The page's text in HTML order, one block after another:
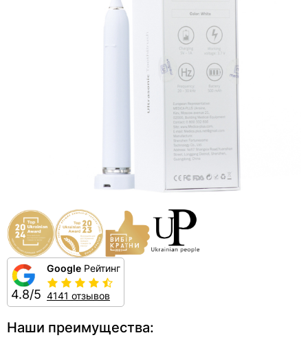
4.8/5
Google Рейтинг
4141 отзывов
Наши преимущества: